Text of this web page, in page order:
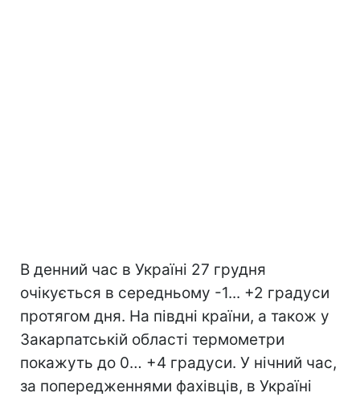
В денний час в Україні 27 грудня
очікується в середньому -1... +2 градуси
протягом дня. На півдні країни, а також у
Закарпатській області термометри
покажуть до 0… +4 градуси. У нічний час,
за попередженнями фахівців, в Україні